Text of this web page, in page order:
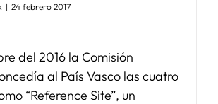
| 24 febrero 2017
del 2016 la Comisión
al País Vasco las cuatro
“Reference Site”, un